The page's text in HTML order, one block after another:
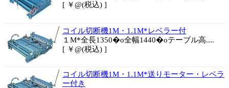
[ ￥@(税込) ]
コイル切断機1M・1.1M*レベラー付
１M*全長1350�o全幅1440�oテーブル高....
[ ￥@(税込) ]
コイル切断機1M・1.1M*送りモーター・レベラ
ー付き